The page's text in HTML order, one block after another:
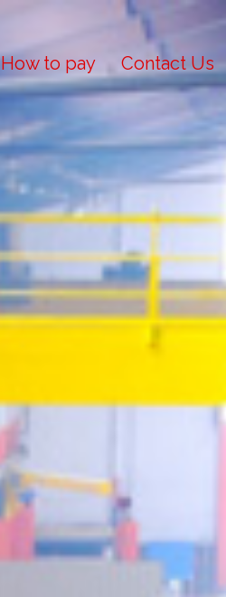
How to pay Contact Us